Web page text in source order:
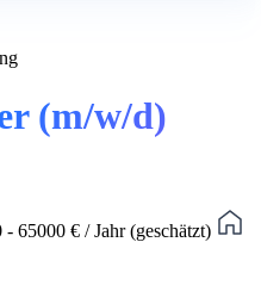
(m/w/d)
- 65000 € / Jahr (geschätzt)